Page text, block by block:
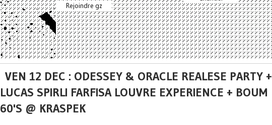
Rejoindre gz
VEN 12 DEC : ODESSEY & ORACLE REALESE PARTY +
LUCAS SPIRLI FARFISA LOUVRE EXPERIENCE + BOUM
60'S @ KRASPEK